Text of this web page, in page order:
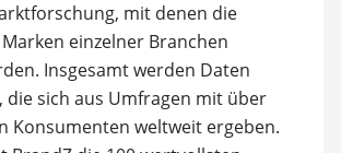
mit denen die
einzelner Branchen
Insgesamt werden Daten
die sich aus Umfragen mit über
Konsumenten weltweit ergeben.